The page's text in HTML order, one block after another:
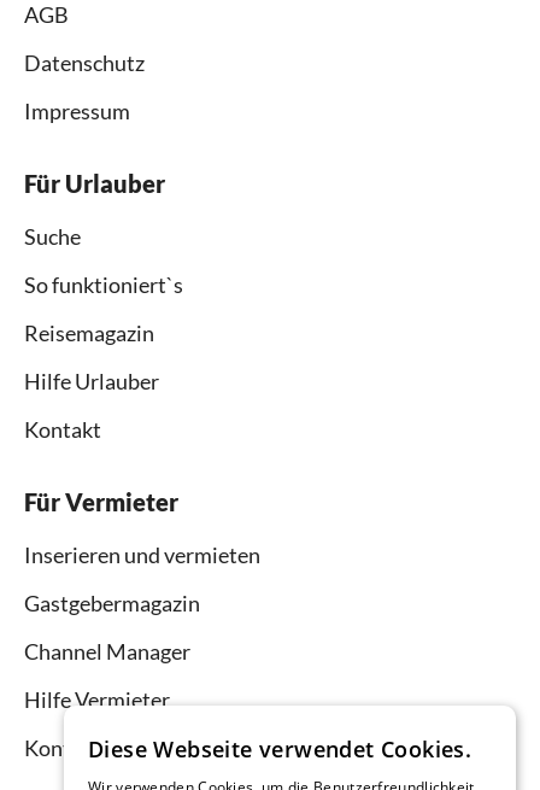
AGB
Datenschutz
Impressum
Für Urlauber
Suche
So funktioniert`s
Reisemagazin
Hilfe Urlauber
Kontakt
Für Vermieter
Inserieren und vermieten
Gastgebermagazin
Channel Manager
Hilfe Vermieter
KontaktDiese Webseite verwendet Cookies.